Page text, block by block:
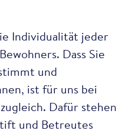
Individualität jeder
Dass Sie
und
ist für uns bei
Dafür stehen
und Betreutes